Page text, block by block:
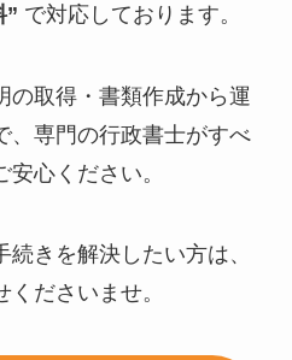
” で対応しております。
の取得・書類作成から運
、専門の行政書士がすべ
心ください。
きを解決したい方は、
ださいませ。